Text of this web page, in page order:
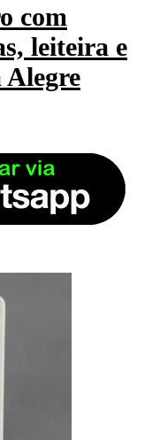
com
leiteira e